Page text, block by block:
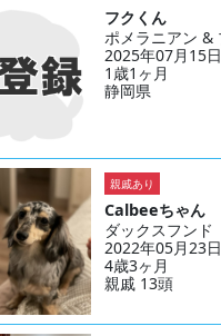
フクくん
ポメラニアン &
2025年07月15
1歳1ヶ月
静岡県
親戚あり
Calbeeちゃん
ダックスフンド
2022年05月23
4歳3ヶ月
親戚 13頭